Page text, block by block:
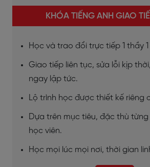
KHÓA TIẾNG ANH GIAO
Học và trao đổi trực tiếp 1 thầy 1
Giao tiếp liên tục, sửa lỗi kịp
ngay lập tức.
Lộ trình học được thiết kế riêng
Dựa trên mục tiêu, đặc thù
học viên.
Học mọi lúc mọi nơi, thời gian